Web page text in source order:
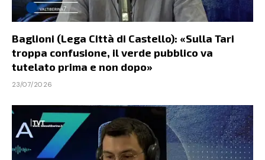
Baglioni (Lega Città di Castello): «Sulla Tari
troppa confusione, il verde pubblico va
tutelato prima e non dopo»
23/07/2026